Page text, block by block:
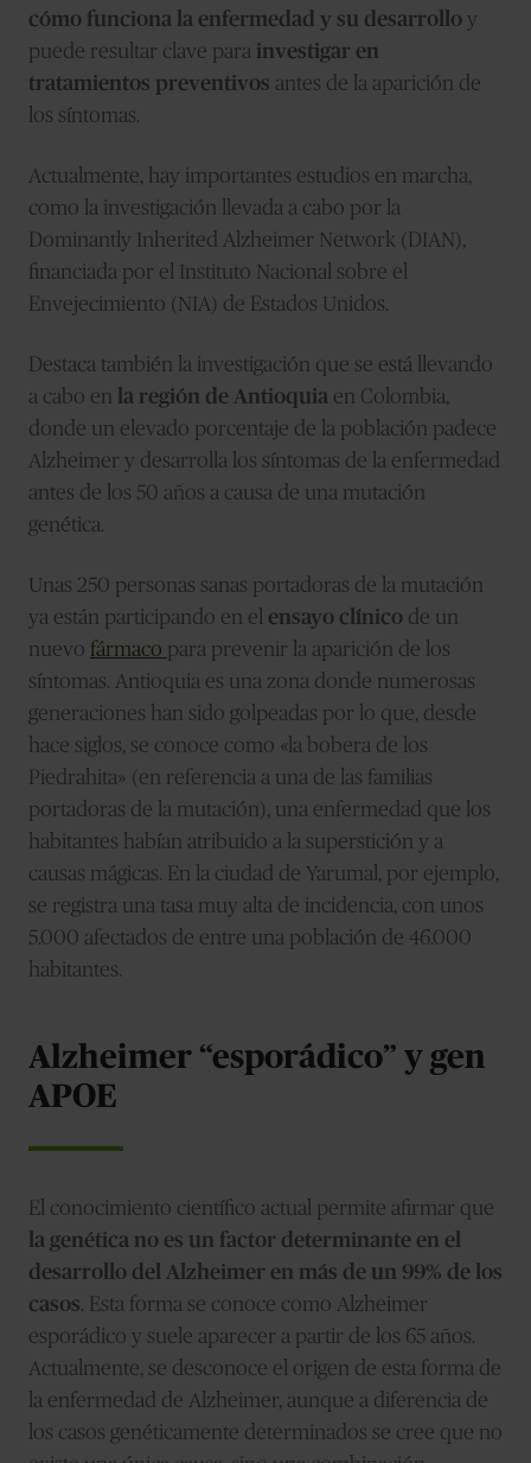
cómo funciona la enfermedad y su desarrollo y
puede resultar clave para investigar en
tratamientos preventivos antes de la aparición de
los síntomas.
Actualmente, hay importantes estudios en marcha,
como la investigación llevada a cabo por la
Dominantly Inherited Alzheimer Network (DIAN),
financiada por el Instituto Nacional sobre el
Envejecimiento (NIA) de Estados Unidos.
Destaca también la investigación que se está llevando
a cabo en
la región de Antioquia en Colombia,
donde un elevado porcentaje de la población padece
Alzheimer y desarrolla los síntomas de la enfermedad
antes de los 50 años a causa de una mutación
genética.
Unas 250 personas sanas portadoras de la mutación
ya están participando en el ensayo clínico de un
nuevo fármaco para prevenir la aparición de los
síntomas. Antioquia es una zona donde numerosas
generaciones han sido golpeadas por lo que, desde
hace siglos, se conoce como «la bobera de los
Piedrahita» (en referencia a una de las familias
portadoras de la mutación), una enfermedad que los
habitantes habían atribuido a la superstición y a
causas mágicas. En la ciudad de Yarumal, por ejemplo,
se registra una tasa muy alta de incidencia, con unos
5.000 afectados de entre una población de 46.000
habitantes.
Alzheimer “esporádico” y gen
APOE
El conocimiento científico actual permite afirmar que
la genética no es un factor determinante en el
desarrollo del Alzheimer en más de un 99% de los
casos. Esta forma se conoce como Alzheimer
esporádico y suele aparecer a partir de los 65 años.
Actualmente, se desconoce el origen de esta forma de
la enfermedad de Alzheimer, aunque a diferencia de
los casos genéticamente determinados se cree que no